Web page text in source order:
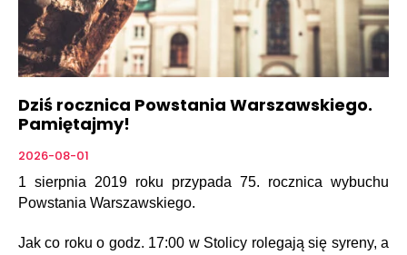
Dziś rocznica Powstania Warszawskiego.
Pamiętajmy!
2026-08-01
1 sierpnia 2019 roku przypada 75. rocznica wybuchu
Powstania Warszawskiego.
Jak co roku o godz. 17:00 w Stolicy rolegają się syreny, a